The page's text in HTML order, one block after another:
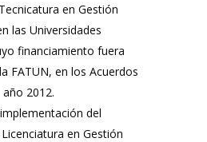
en Gestión
las Universidades
financiamiento fuera
FATUN, en los Acuerdos
2012.
del
en Gestión